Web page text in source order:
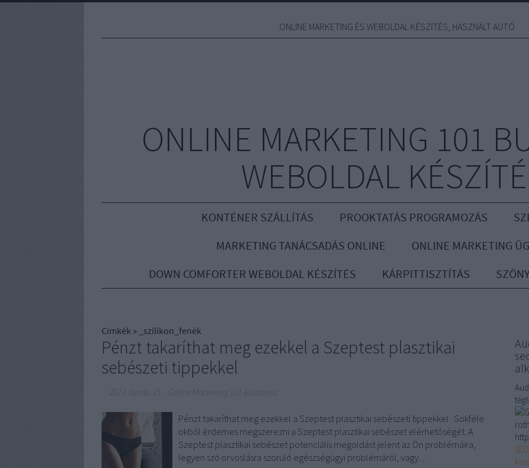
ONLINE MARKETING ÉS WEBOLDAL KÉSZÍTÉS, HASZNÁLT AUTÓ
ONLINE MARKETING 101
WEBOLDAL
KONTÉNER SZÁLLÍTÁS PROOKTATÁS PROGRAMOZÁS
MARKETING TANÁCSADÁS ONLINE
ONLINE MARKETING
DOWN COMFORTER WEBOLDAL KÉSZÍTÉS
KÁRPITTISZTÍTÁS
Címkék » _szilikon_fenék
Pénzt takaríthat meg ezekkel a Szeptest plasztikai
sebészeti tippekkel
Online Marketing 101 Budapest
Pénzt takaríthat meg ezekkel a Szeptest plasztikai sebészeti tippekkel Sokféle
okból érdemes megszerezni a Szeptest plasztikai sebészet elérhetőségét. A
Szeptest plasztikai sebészet potenciális megoldást jelent az Ön problémáira,
legyen szó orvoslásra szoruló egészségügyi problémáról, vagy…